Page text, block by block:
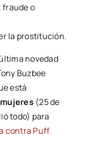
fraude o
la prostitución.
novedad
Buzbee
está
(25 de
todo) para
contra Puff